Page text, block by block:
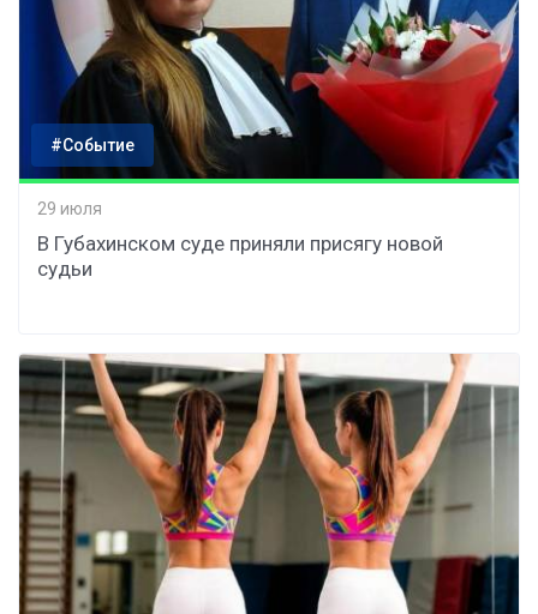
#Событие
29 июля
В Губахинском суде приняли присягу новой
судьи